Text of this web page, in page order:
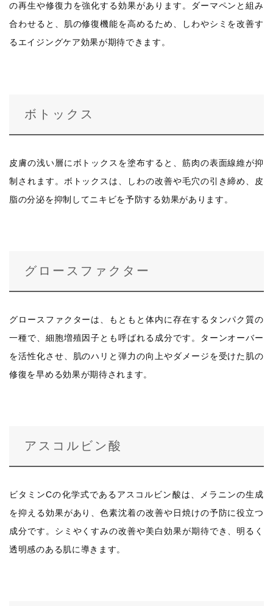
の再生や修復力を強化する効果があります。ダーマペンと組み
合わせると、肌の修復機能を高めるため、しわやシミを改善す
るエイジングケア効果が期待できます。
ボトックス
皮膚の浅い層にボトックスを塗布すると、筋肉の表面線維が抑
制されます。ボトックスは、しわの改善や毛穴の引き締め、皮
脂の分泌を抑制してニキビを予防する効果があります。
グロースファクター
グロースファクターは、もともと体内に存在するタンパク質の
一種で、細胞増殖因子とも呼ばれる成分です。ターンオーバー
を活性化させ、肌のハリと弾力の向上やダメージを受けた肌の
修復を早める効果が期待されます。
アスコルビン酸
ビタミンCの化学式であるアスコルビン酸は、メラニンの生成
を抑える効果があり、色素沈着の改善や日焼けの予防に役立つ
成分です。シミやくすみの改善や美白効果が期待でき、明るく
透明感のある肌に導きます。